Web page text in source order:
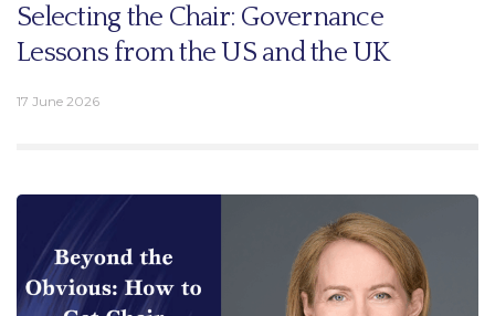
Selecting the Chair: Governance
Lessons from the US and the UK
17 June 2026